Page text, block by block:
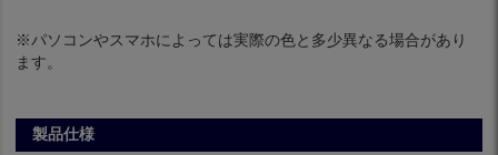
※パソコンやスマホによっては実際の色と多少異なる場合があり
ます。
製品仕様